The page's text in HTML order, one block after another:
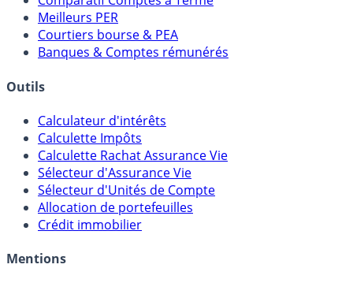
Meilleurs PER
Courtiers bourse & PEA
Banques & Comptes rémunérés
Outils
Calculateur d'intérêts
Calculette Impôts
Calculette Rachat Assurance Vie
Sélecteur d'Assurance Vie
Sélecteur d'Unités de Compte
Allocation de portefeuilles
Crédit immobilier
Mentions